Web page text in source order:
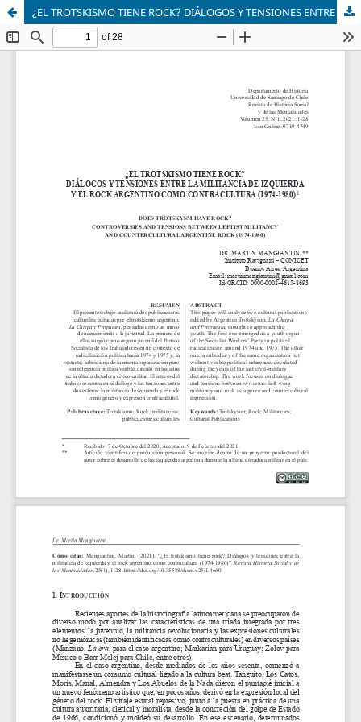
¿EL TROTSKISMO TIENE ROCK? DIÁLOGOS Y TENSIONES ENTRE LA MILITANCIA DE IZQUIERDA Y EL ROCK ARGENTINO COMO CONTRACULTURA (1974-1980)